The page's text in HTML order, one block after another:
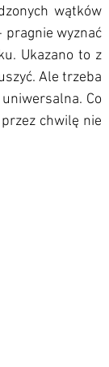
wątków
pragnie wyznać
Ukazano to z
Ale trzeba
Co
chwilę nie